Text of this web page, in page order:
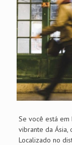
Se você está
vibrante da Ásia,
Localizado no